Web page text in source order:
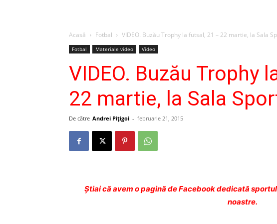
Acasă Fotbal VIDEO. Buzău Trophy la futsal, 21 – 22 martie, la Sala
Fotbal Materiale video Video
VIDEO. Buzău Trophy
22 martie, la Sala
De către Andrei Pițigoi - februarie 21, 2015
Ştiai că avem o pagină de Facebook dedicată
noastre.